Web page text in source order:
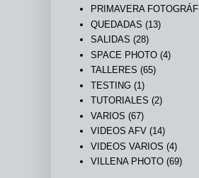
PRIMAVERA
QUEDADAS (13)
SALIDAS (28)
SPACE PHOTO (4)
TALLERES (65)
TESTING (1)
TUTORIALES (2)
VARIOS (67)
VIDEOS AFV (14)
VIDEOS VARIOS (4)
VILLENA PHOTO (69)